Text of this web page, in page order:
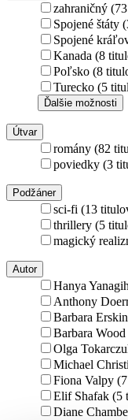
zahraničný
Spojené štáty
Spojené
Kanada (8
Poľsko (8
Turecko (5
Ďalšie možnosti
Útvar
romány (82
poviedky (3
Podžáner
sci-fi (13
thrillery (5
magický
Autor
Hanya
Anthony
Barbara
Barbara
Olga
Michael
Fiona Valpy
Elif Shafak (5
Diane